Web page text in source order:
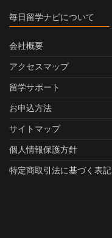
毎日留学ナビについて
会社概要
アクセスマップ
留学サポート
お申込方法
サイトマップ
個人情報保護方針
特定商取引法に基づく表記